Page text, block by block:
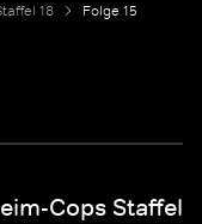
18 Folge 15
Cops Staffel